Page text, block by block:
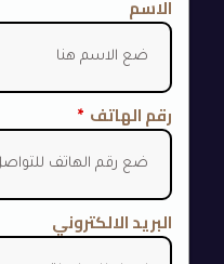
الاسم
رقم الهاتف
البريد الالكتروني